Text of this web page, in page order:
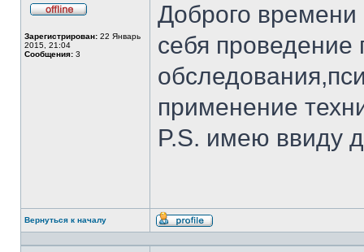
сети
Зарегистрирован: 22 Январь
2015, 21:04
Сообщения: 3
Доброго времени
себя проведение
применение
P.S. имею ввиду
Вернуться к началу
Профиль